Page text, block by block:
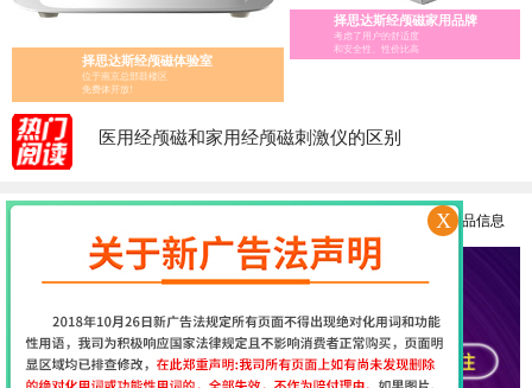
择思达斯经颅磁体验室
位于南京总部鼓楼区
免费体开放!
择思达斯经颅磁家用品牌
考虑了用户的舒适度
和安全性、性价比高
经颅磁家庭版的选择指南
经颅磁 家用——择思达斯经颅磁家用品牌
经颅磁刺激治疗仪怎么辨别真假?
医用经颅磁和家用经颅磁刺激仪的区别
择思达斯经颅磁刺激仪常见问答
孩子抽动症用经颅磁治疗和吃药哪个效果好
更多产品信息
X